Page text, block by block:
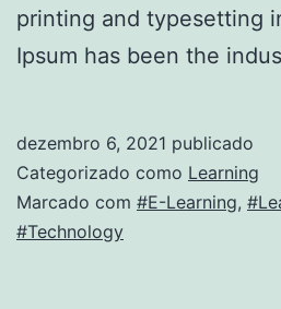
printing and typesetting
Ipsum has been the
dezembro 6, 2021 publicado
Categorizado como Learning
Marcado com #E-Learning,
#Technology